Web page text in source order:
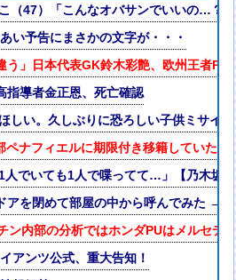
（47）「こんなオバサンでいいの…？」
い予告にまさかの文字が・・・
う」日本代表GK鈴木彩艶、欧州王者
指導者金正恩、死亡確認
しい。久しぶりに恐ろしい子供ミサイ
ペナフィエルに期限付き移籍していた
人でいても1人で喋ってて…」【乃木坂
アを閉めて部屋の中から呼んでみた →
ン内部の分析ではホンダPUはメルセデ
アンツ公式、重大告知！